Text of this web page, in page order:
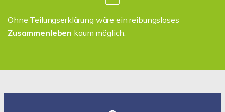
Ohne Teilungserklärung wäre ein reibungsloses
Zusammenleben kaum möglich.